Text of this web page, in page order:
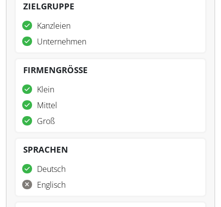
ZIELGRUPPE
Kanzleien
Unternehmen
FIRMENGRÖSSE
Klein
Mittel
Groß
SPRACHEN
Deutsch
Englisch